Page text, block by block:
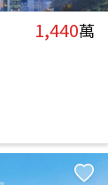
1,440萬